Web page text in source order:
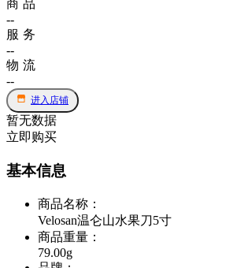
商品
--
服务
--
物流
--
进入店铺
暂无数据
立即购买
基本信息
商品名称 ：
Velosan温仑山水果刀5寸
商品重量 ：
79.00g